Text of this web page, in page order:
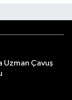
Uzman Çavuş